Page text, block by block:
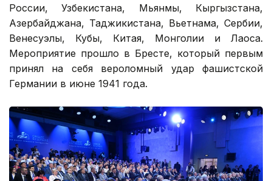
России, Узбекистана, Мьянмы, Кыргызстана,
Азербайджана, Таджикистана, Вьетнама, Сербии,
Венесуэлы, Кубы, Китая, Монголии и Лаоса.
Мероприятие прошло в Бресте, который первым
принял на себя вероломный удар фашистской
Германии в июне 1941 года.